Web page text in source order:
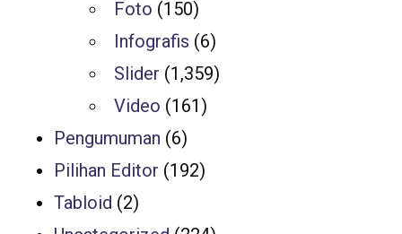
Foto (150)
Infografis (6)
Slider (1,359)
Video (161)
Pengumuman (6)
Pilihan Editor (192)
Tabloid (2)